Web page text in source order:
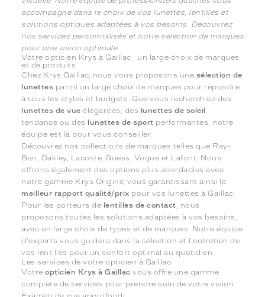
accompagne dans le choix de vos lunettes, lentilles et
solutions optiques adaptées à vos besoins. Découvrez
nos services personnalisés et notre sélection de marques
pour une vision optimale.
Votre opticien Krys à Gaillac : un large choix de marques
et de produits
Chez Krys Gaillac, nous vous proposons une sélection de
lunettes parmi un large choix de marques pour répondre
à tous les styles et budgets. Que vous recherchiez des
lunettes de vue élégantes, des lunettes de soleil
tendance ou des
lunettes de sport performantes, notre
équipe est là pour vous conseiller.
Découvrez nos collections de marques telles que Ray-
Ban, Oakley, Lacoste, Guess, Vogue et Lafont. Nous
offrons également des options plus abordables avec
notre gamme Krys Origine, vous garantissant ainsi le
meilleur rapport qualité/prix pour vos lunettes à Gaillac.
Pour les porteurs de lentilles de contact, nous
proposons toutes les solutions adaptées à vos besoins,
avec un large choix de types et de marques. Notre équipe
d'experts vous guidera dans la sélection et l'entretien de
vos lentilles pour un confort optimal au quotidien.
Les services de votre opticien à Gaillac
Votreopticien Krys à Gaillac vous offre une gamme
complète de services pour prendre soin de votre vision :